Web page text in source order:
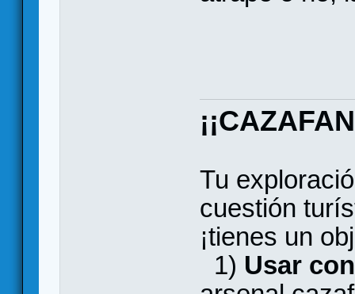
Tu
cuestión
¡tienes un
1) Usar